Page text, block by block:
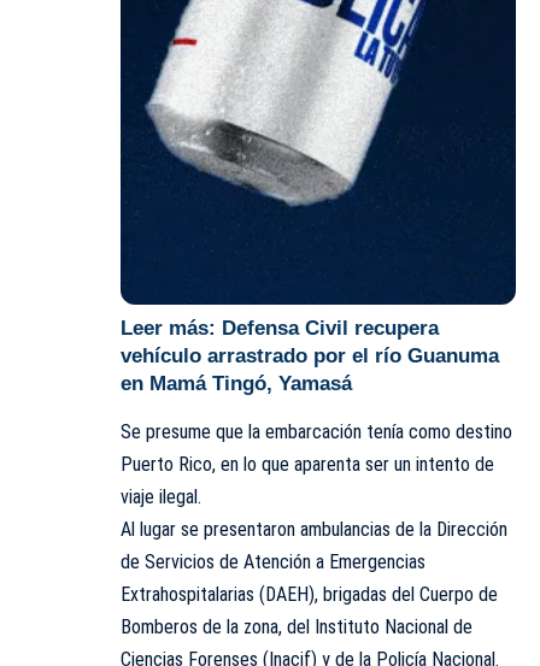
Leer más: Defensa Civil recupera
vehículo arrastrado por el río Guanuma
en Mamá Tingó, Yamasá
Se presume que la embarcación tenía como destino
Puerto Rico, en lo que aparenta ser un intento de
viaje ilegal.
Al lugar se presentaron ambulancias de la Dirección
de Servicios de Atención a Emergencias
Extrahospitalarias (DAEH), brigadas del Cuerpo de
Bomberos de la zona, del Instituto Nacional de
Ciencias Forenses (Inacif) y de la Policía Nacional.